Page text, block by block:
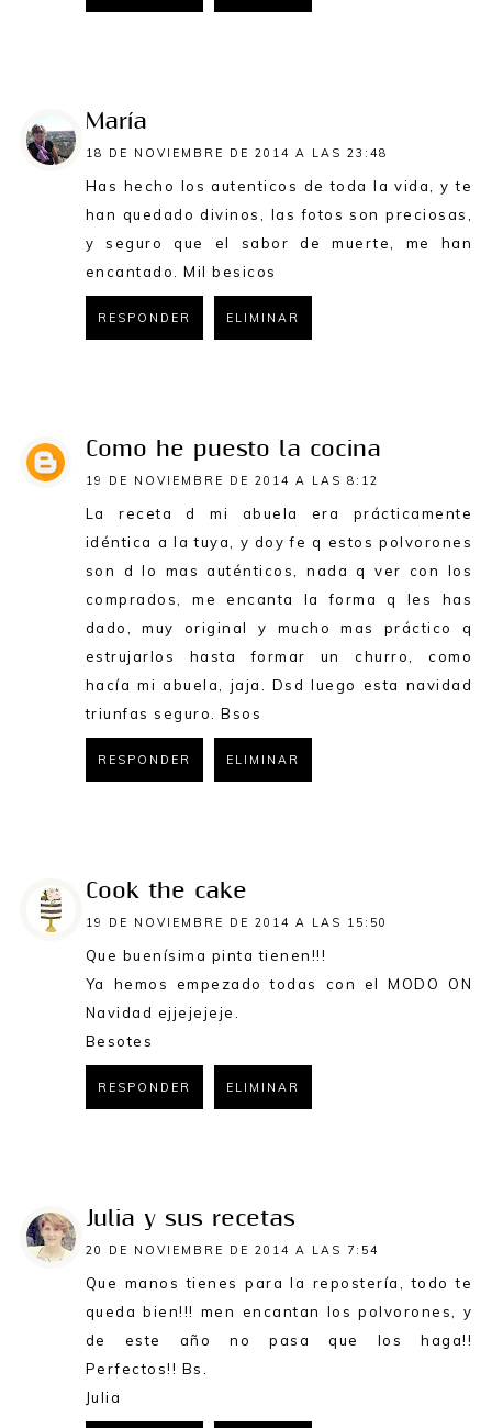
María
18 DE NOVIEMBRE DE 2014 A LAS 23:48
Has hecho los autenticos de toda la vida, y te
han quedado divinos, las fotos son preciosas,
y seguro que el sabor de muerte, me han
encantado. Mil besicos
RESPONDER ELIMINAR
Como he puesto la cocina
19 DE NOVIEMBRE DE 2014 A LAS 8:12
La receta d mi abuela era prácticamente
idéntica a la tuya, y doy fe q estos polvorones
son d lo mas auténticos, nada q ver con los
comprados, me encanta la forma q les has
dado, muy original y mucho mas práctico q
estrujarlos hasta formar un churro, como
hacía mi abuela, jaja. Dsd luego esta navidad
triunfas seguro. Bsos
RESPONDER ELIMINAR
Cook the cake
19 DE NOVIEMBRE DE 2014 A LAS 15:50
Que buenísima pinta tienen!!!
Ya hemos empezado todas con el MODO ON
Navidad ejjejejeje.
Besotes
RESPONDER ELIMINAR
Julia y sus recetas
20 DE NOVIEMBRE DE 2014 A LAS 7:54
Que manos tienes para la repostería, todo te
queda bien!!! men encantan los polvorones, y
de este año no pasa que los haga!!
Perfectos!! Bs.
Julia